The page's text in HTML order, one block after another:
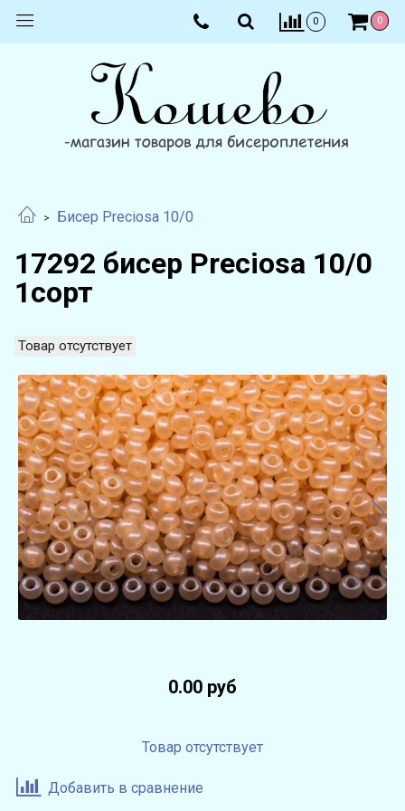
0 0
Бисер Preciosa 10/0
17292 бисер Preciosa 10/0
1сорт
Товар отсутствует
0.00 руб
Товар отсутствует
Добавить в сравнение